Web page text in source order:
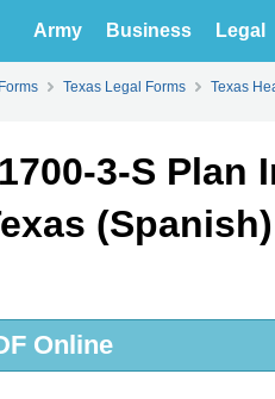
Army Business Legal
Texas Legal Forms Texas
3-S
(Spanish)
Online